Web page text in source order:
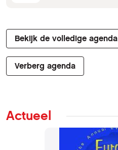
Bekijk de volledige agenda
Verberg agenda
Actueel